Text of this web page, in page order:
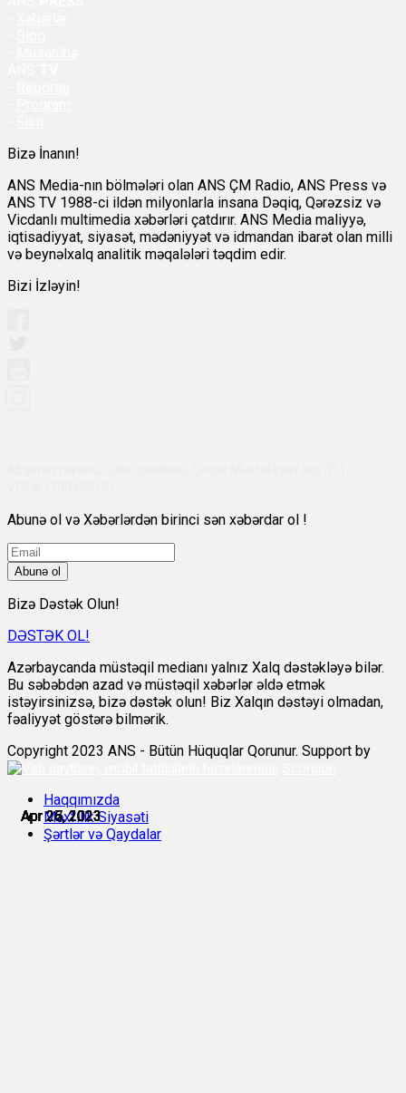
Apr 25, 2023
Apr 26, 2023
Apr 26, 2023
Apr 26, 2023
Apr 26, 2023
Apr 27, 2023
Bizə İnanın!
ANS Media-nın bölmələri olan ANS ÇM Radio, ANS Press və
ANS TV 1988-ci ildən milyonlarla insana Dəqiq, Qərəzsiz və
Vicdanlı multimedia xəbərləri çatdırır. ANS Media maliyyə,
iqtisadiyyat, siyasət, mədəniyyət və idmandan ibarət olan milli
və beynəlxalq analitik məqalələri təqdim edir.
Bizi İzləyin!
Abunə ol və Xəbərlərdən birinci sən xəbərdar ol !
Abunə ol
Bizə Dəstək Olun!
DƏSTƏK OL!
Azərbaycanda müstəqil medianı yalnız Xalq dəstəkləyə bilər.
Bu səbəbdən azad və müstəqil xəbərlər əldə etmək
istəyirsinizsə, bizə dəstək olun! Biz Xalqın dəstəyi olmadan,
fəaliyyət göstərə bilmərik.
Copyright 2023 ANS - Bütün Hüquqlar Qorunur. Support by
Haqqımızda
Məxfilik Siyasəti
Şərtlər və Qaydalar